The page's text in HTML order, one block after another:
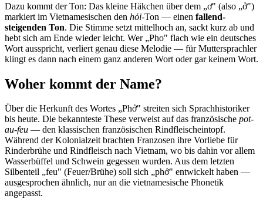
Dazu kommt der Ton: Das kleine Häkchen über dem „ơ" (also „ở")
markiert im Vietnamesischen den hỏi-Ton — einen fallend-
steigenden Ton. Die Stimme setzt mittelhoch an, sackt kurz ab und
hebt sich am Ende wieder leicht. Wer „Pho" flach wie ein deutsches
Wort ausspricht, verliert genau diese Melodie — für Muttersprachler
klingt es dann nach einem ganz anderen Wort oder gar keinem Wort.
Woher kommt der Name?
Über die Herkunft des Wortes „Phở" streiten sich Sprachhistoriker
bis heute. Die bekannteste These verweist auf das französische pot-
au-feu — den klassischen französischen Rindfleischeintopf.
Während der Kolonialzeit brachten Franzosen ihre Vorliebe für
Rinderbrühe und Rindfleisch nach Vietnam, wo bis dahin vor allem
Wasserbüffel und Schwein gegessen wurden. Aus dem letzten
Silbenteil „feu" (Feuer/Brühe) soll sich „phở" entwickelt haben —
ausgesprochen ähnlich, nur an die vietnamesische Phonetik
angepasst.